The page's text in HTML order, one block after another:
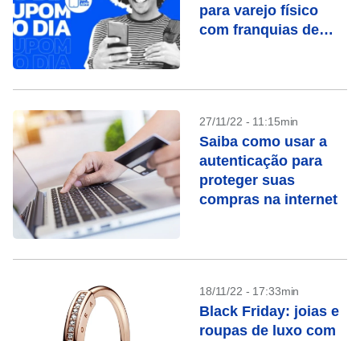
para varejo físico
com franquias de
27/11/22 - 11:15min
Saiba como usar a
autenticação para
proteger suas
compras na internet
18/11/22 - 17:33min
Black Friday: joias e
roupas de luxo com